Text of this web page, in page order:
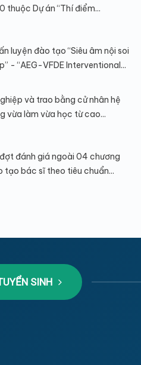
thuộc Dự án “Thí điểm...
luyện đào tạo “Siêu âm nội soi
- “AEG-VFDE Interventional...
và trao bằng cử nhân hệ
vừa làm vừa học từ cao...
đánh giá ngoài 04 chương
tạo bác sĩ theo tiêu chuẩn...
SINH